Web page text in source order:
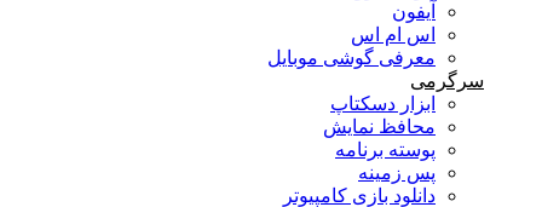
آیفون
اس ام اس
معرفی گوشی موبایل
سرگرمی
ابزار دسکتاپ
محافظ نمایش
پوسته برنامه
پس زمینه
دانلود بازی کامپیوتر